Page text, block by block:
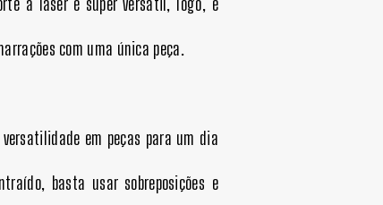
com uma única peça.
em peças para um dia
basta usar sobreposições e